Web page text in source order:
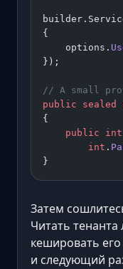
{
    options.
});
// A small
public sealed
{
    public
int
        int
.
}
Затем
Читать
кешировать
и следующий